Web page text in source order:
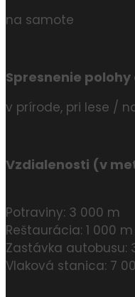
na samote
Spresnenie
v prírode, pri lese /
Vzdialenosti (v
Potraviny: 3 000 m
Reštaurácia: 1 000 m
Zastávka autobusu:
Vlaková stanica: 7